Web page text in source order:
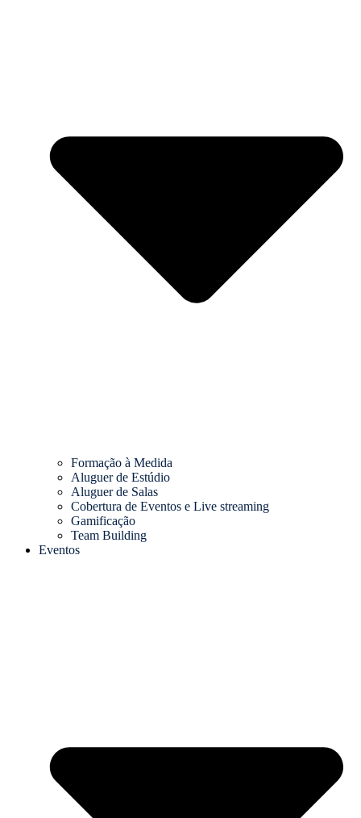
Formação à Medida
Aluguer de Estúdio
Aluguer de Salas
Cobertura de Eventos e Live streaming
Gamificação
Team Building
Eventos